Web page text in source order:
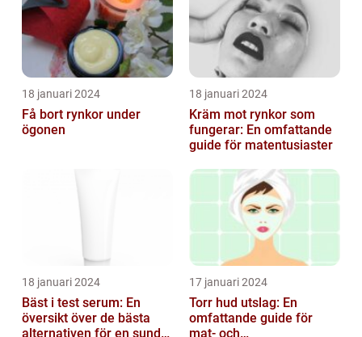
18 januari 2024
Få bort rynkor under
ögonen
18 januari 2024
Kräm mot rynkor som
fungerar: En omfattande
guide för matentusiaster
18 januari 2024
Bäst i test serum: En
översikt över de bästa
alternativen för en sund
17 januari 2024
Torr hud utslag: En
omfattande guide för
mat- och